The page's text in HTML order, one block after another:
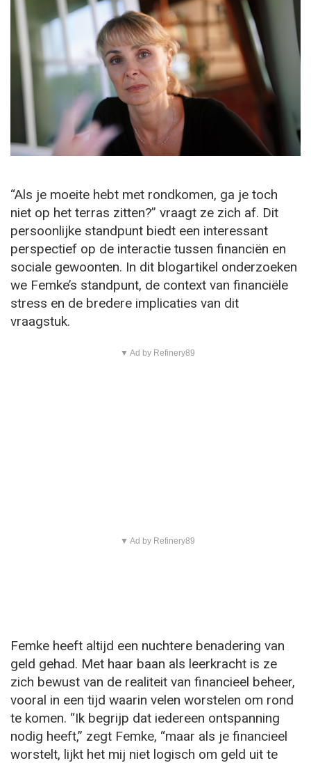
“Als je moeite hebt met rondkomen, ga je toch
niet op het terras zitten?” vraagt ze zich af. Dit
persoonlijke standpunt biedt een interessant
perspectief op de interactie tussen financiën en
sociale gewoonten. In dit blogartikel onderzoeken
we Femke’s standpunt, de context van financiële
stress en de bredere implicaties van dit
vraagstuk.
▼ Ad by Refinery89
▼ Ad by Refinery89
Femke heeft altijd een nuchtere benadering van
geld gehad. Met haar baan als leerkracht is ze
zich bewust van de realiteit van financieel beheer,
vooral in een tijd waarin velen worstelen om rond
te komen. “Ik begrijp dat iedereen ontspanning
nodig heeft,” zegt Femke, “maar als je financieel
worstelt, lijkt het mij niet logisch om geld uit te